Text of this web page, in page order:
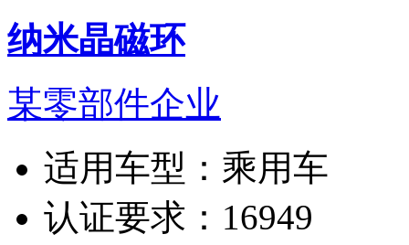
纳米晶磁环
某零部件企业
适用车型： 乘用车
认证要求： 16949